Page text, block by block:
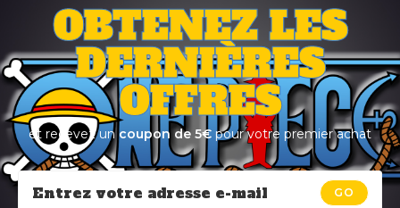
OBTENEZ LES
DERNIÈRES
OFFRES
et recevez un coupon de 5€ pour votre premier achat
GO